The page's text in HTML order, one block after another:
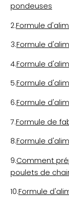
pondeuses
2.Formule
3.Formule
4.Formule
5.Formule
6.Formule
7.Formule de
8.Formule
9.Comment
poulets de
10.Formule